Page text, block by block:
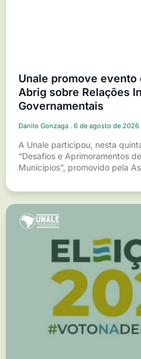
Unale promove evento
Abrig sobre Relações
Governamentais
Danilo Gonzaga 6 de agosto de 2026
A Unale participou, nesta
“Desafios e Aprimoramentos
Municípios”, promovido pela